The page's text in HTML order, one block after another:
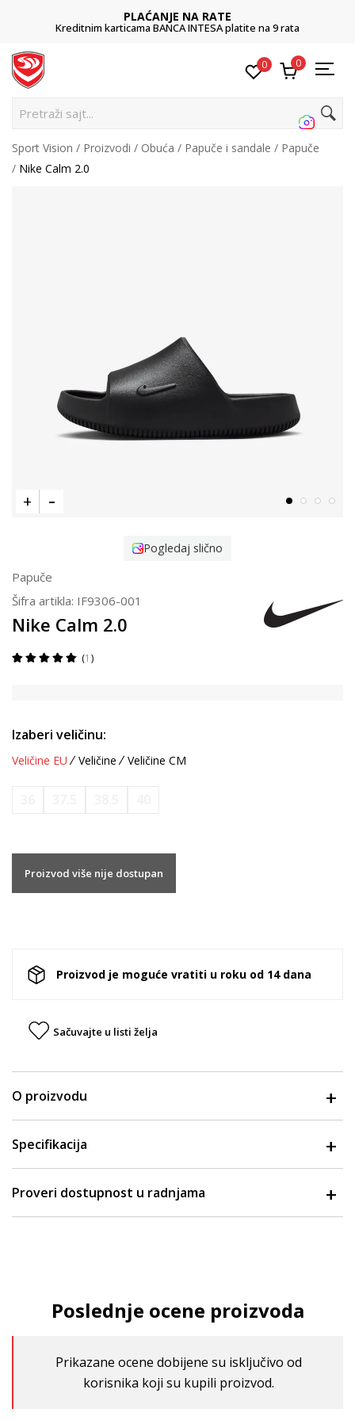
PLAĆANJE NA RATE
Kreditnim karticama BANCA INTESA platite na 9 rata
0 0
Pretraži sajt...
Sport Vision Proizvodi Obuća Papuče i sandale
Papuče
Nike Calm 2.0
Pogledaj slično
Papuče
Šifra artikla: IF9306-001
Nike Calm 2.0
1
Izaberi veličinu:
Veličine EU Veličine Veličine CM
Proizvod više nije dostupan
Proizvod je moguće vratiti u roku od 14 dana
Sačuvajte u listi želja
O proizvodu
Specifikacija
Proveri dostupnost u radnjama
Poslednje ocene proizvoda
Prikazane ocene dobijene su isključivo od
korisnika koji su kupili proizvod.